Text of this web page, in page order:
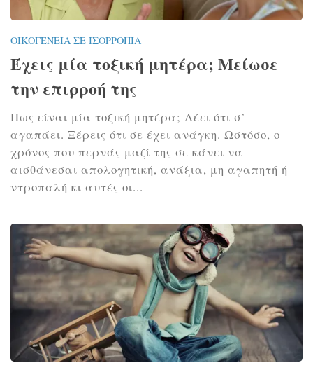
ΟΙΚΟΓΈΝΕΙΑ ΣΕ ΙΣΟΡΡΟΠΊΑ
Έχεις μία τοξική μητέρα; Μείωσε
την επιρροή της
Πως είναι μία τοξική μητέρα; Λέει ότι σ’
αγαπάει. Ξέρεις ότι σε έχει ανάγκη. Ωστόσο, ο
χρόνος που περνάς μαζί της σε κάνει να
αισθάνεσαι απολογητική, ανάξια, μη αγαπητή ή
ντροπαλή κι αυτές οι...